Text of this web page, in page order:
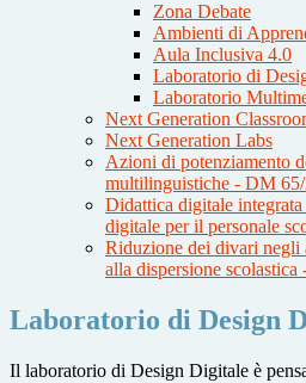
Zona Debate
Ambienti di
Aula Inclusiva 4.0
Laboratorio di
Laboratorio
Next Generation
Next Generation Labs
Azioni di potenziamento
multilinguistiche - DM
Didattica digitale
digitale per il personale
Riduzione dei divari negli
alla dispersione
Laboratorio di Design
Il laboratorio di Design Digitale è